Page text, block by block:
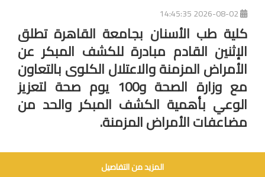
كلية طب الأسنان بجامعة القاهرة تطلق
الإثنين القادم مبادرة للكشف المبكر عن
الأمراض المزمنة والاعتلال الكلوى بالتعاون
مع وزارة الصحة و100 يوم صحة لتعزيز
الوعي بأهمية الكشف المبكر والحد من
مضاعفات الأمراض المزمنة.
المزيد من التفاصيل